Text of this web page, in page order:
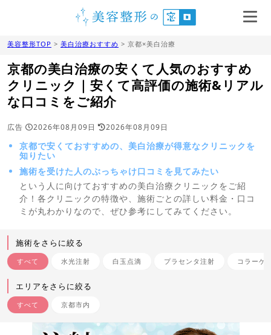
美容整形TOP > 美白治療おすすめ > 京都×美白治療
京都の美白治療の安くて人気のおすすめ
クリニック｜安くて高評価の施術&リアル
な口コミをご紹介
広告 2026年08月09日 2026年08月09日
京都で安くておすすめの、美白治療が得意なクリニックを
知りたい
施術を受けた人のぶっちゃけ口コミを見てみたい
という人に向けておすすめの美白治療クリニックをご紹
介！各クリニックの特徴や、施術ごとの詳しい料金・口コ
ミが丸わかりなので、ぜひ参考にしてみてください。
施術をさらに絞る
すべて 水光注射 白玉点滴 プラセンタ注射 コラーゲ
エリアをさらに絞る
すべて 京都市内